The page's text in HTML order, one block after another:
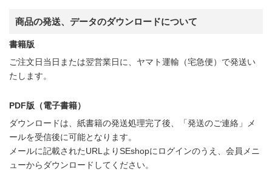
商品の発送、データのダウンロードについて
書籍版
ご注文日当日または翌営業日に、ヤマト運輸（宅急便）で発送い
たします。
PDF版（電子書籍）
ダウンロードは、紙書籍の発送処理完了後、「発送のご連絡」メ
ールを受信後に可能となります。
メールに記載されたURLよりSEshopにログインのうえ、会員メニ
ューからダウンロードしてください。